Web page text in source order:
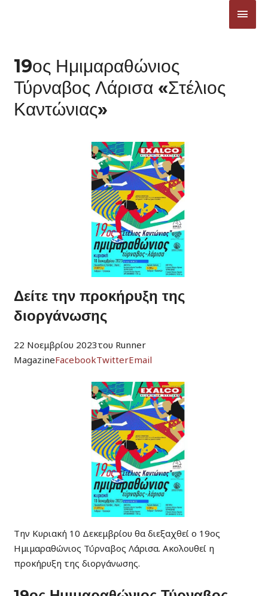
19ος Ημιμαραθώνιος
Τύρναβος Λάρισα «Στέλιος
Καντώνιας»
Δείτε την προκήρυξη της
διοργάνωσης
22 Νοεμβρίου 2023του Runner
MagazineFacebookTwitterEmail
Την Κυριακή 10 Δεκεμβρίου θα διεξαχθεί ο 19ος
Ημιμαραθώνιος Τύρναβος Λάρισα. Ακολουθεί η
προκήρυξη της διοργάνωσης.